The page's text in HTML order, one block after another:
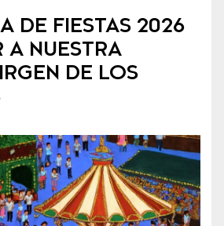
DE FIESTAS 2026
A NUESTRA
DE LOS